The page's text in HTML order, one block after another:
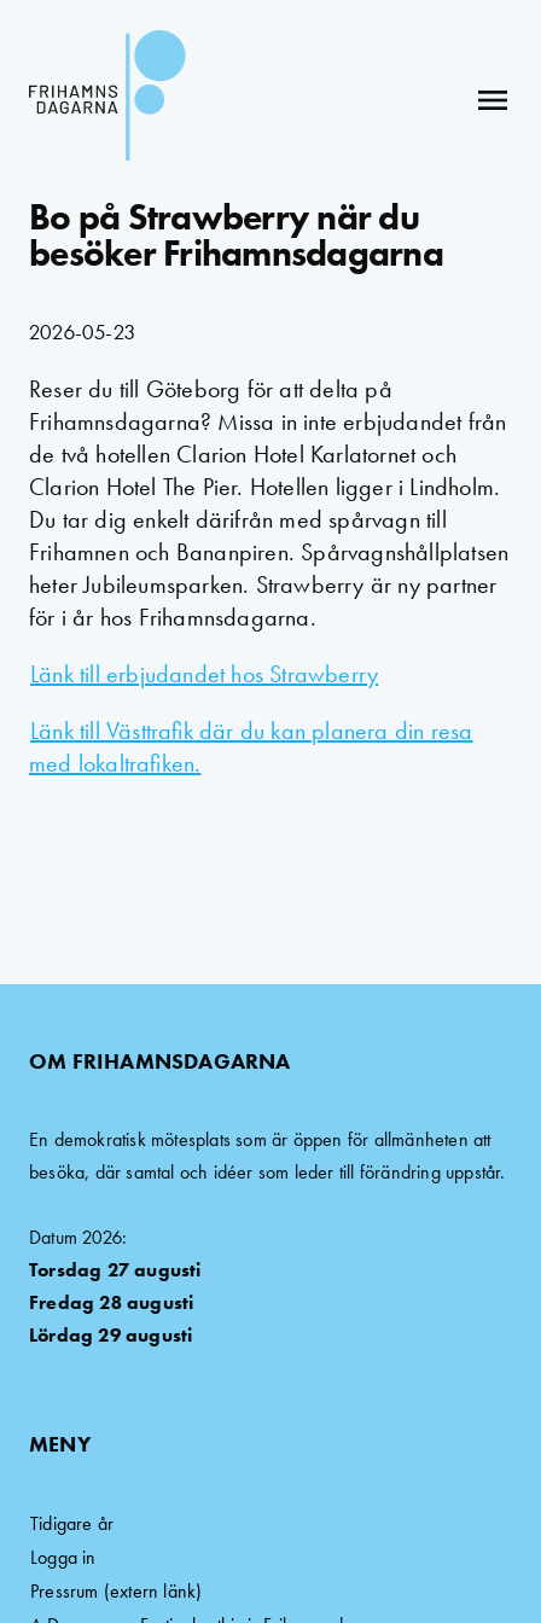
menu
Bo på Strawberry när du
besöker Frihamnsdagarna
2026-05-23
Reser du till Göteborg för att delta på
Frihamnsdagarna? Missa in inte erbjudandet från
de två hotellen Clarion Hotel Karlatornet och
Clarion Hotel The Pier. Hotellen ligger i Lindholm.
Du tar dig enkelt därifrån med spårvagn till
Frihamnen och Bananpiren. Spårvagnshållplatsen
heter Jubileumsparken. Strawberry är ny partner
för i år hos Frihamnsdagarna.
Länk till erbjudandet hos Strawberry
Länk till Västtrafik där du kan planera din resa
med lokaltrafiken.
OM FRIHAMNSDAGARNA
En demokratisk mötesplats som är öppen för allmänheten att
besöka, där samtal och idéer som leder till förändring uppstår.
Datum 2026:
Torsdag 27 augusti
Fredag 28 augusti
Lördag 29 augusti
MENY
Tidigare år
Logga in
Pressrum (extern länk)